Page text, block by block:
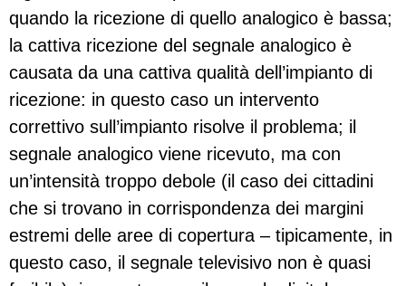
quando la ricezione di quello analogico è bassa;
la cattiva ricezione del segnale analogico è
causata da una cattiva qualità dell’impianto di
ricezione: in questo caso un intervento
correttivo sull’impianto risolve il problema; il
segnale analogico viene ricevuto, ma con
un’intensità troppo debole (il caso dei cittadini
che si trovano in corrispondenza dei margini
estremi delle aree di copertura – tipicamente, in
questo caso, il segnale televisivo non è quasi